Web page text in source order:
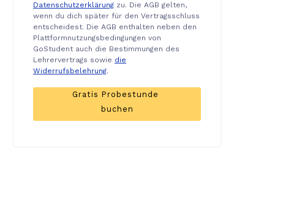
Datenschutzerklärung zu. Die AGB gelten,
wenn du dich später für den Vertragsschluss
entscheidest. Die AGB enthalten neben den
Plattformnutzungsbedingungen von
GoStudent auch die Bestimmungen des
Lehrervertrags sowie die
Widerrufsbelehrung.